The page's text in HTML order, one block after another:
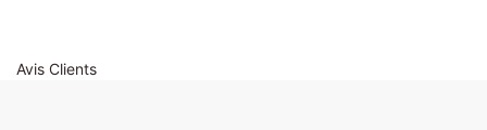
Avis Clients